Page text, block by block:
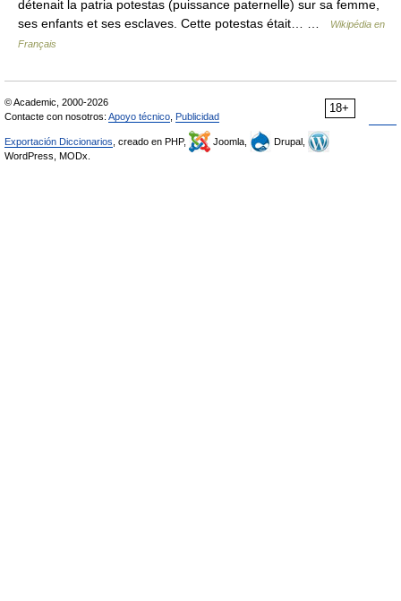
détenait la patria potestas (puissance paternelle) sur sa femme,
ses enfants et ses esclaves. Cette potestas était… …
Wikipédia en
Français
18+
© Academic, 2000-2026
Contacte con nosotros: Apoyo técnico Publicidad
Exportación Diccionarios , creado en PHP, Joomla,
Drupal,
WordPress, MODx.